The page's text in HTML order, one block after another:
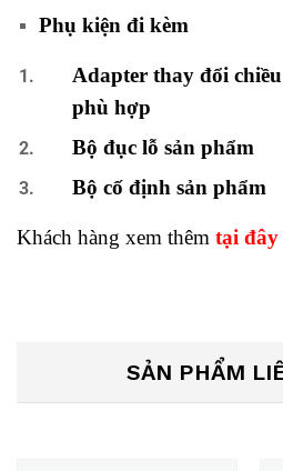
Phụ kiện đi kèm
Adapter thay đổi
phù hợp
Bộ đục lỗ sản phẩm
Bộ cố định sản phẩm
Khách hàng xem thêm tại đây
SẢN PHẨM